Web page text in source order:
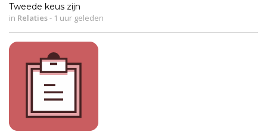
Tweede keus zijn
in Relaties- 1 uur geleden